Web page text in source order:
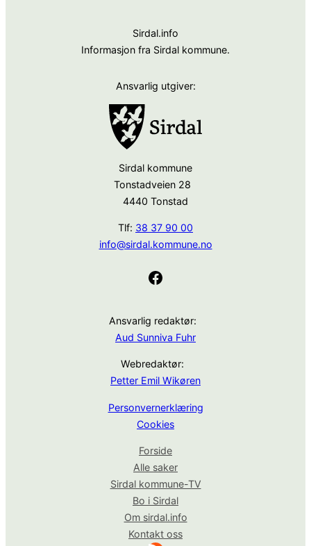
Sirdal.info
Informasjon fra Sirdal kommune.
Ansvarlig utgiver:
Sirdal kommune
Tonstadveien 28
4440 Tonstad
Tlf: 38 37 90 00
info@sirdal.kommune.no
Facebook
Ansvarlig redaktør:
Aud Sunniva Fuhr
Webredaktør:
Petter Emil Wikøren
Personvernerklæring
Cookies
Forside
Alle saker
Sirdal kommune-TV
Bo i Sirdal
Om sirdal.info
Kontakt oss